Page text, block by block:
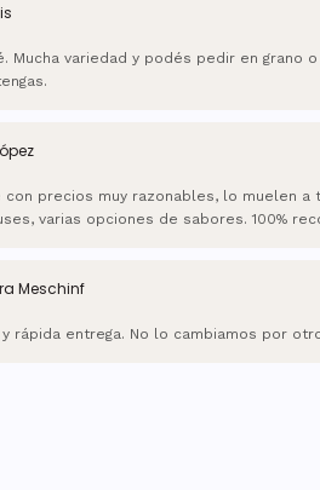
Mucha variedad y podés pedir en grano
con precios muy razonables, lo muelen a
varias opciones de sabores. 100%
Meschinf
rápida entrega. No lo cambiamos por